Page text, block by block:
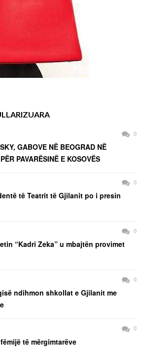
0
GABOVE NË BEOGRAD NË
PAVARËSINË E KOSOVËS
0
të Teatrit të Gjilanit po i presin
0
“Kadri Zeka” u mbajtën provimet
0
ndihmon shkollat e Gjilanit me
0
të mërgimtarëve